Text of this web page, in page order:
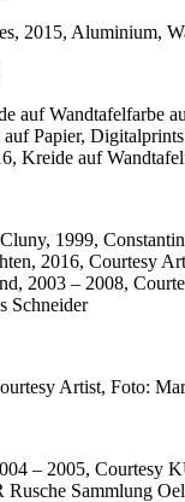
2015, Aluminium,
auf Wandtafelfarbe
Papier,
Kreide auf
1999,
2016, Courtesy
2003 – 2008,
Schneider
Artist, Foto:
– 2005,
Sammlung